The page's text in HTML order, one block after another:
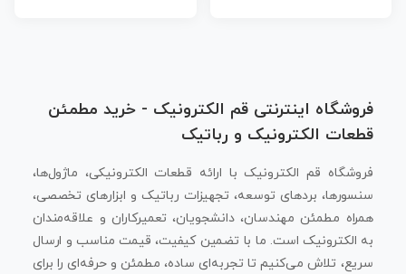
فروشگاه اینترنتی قم الکترونیک - خرید مطمئن
قطعات الکترونیک و رباتیک
فروشگاه قم الکترونیک با ارائه قطعات الکترونیکی، ماژول‌ها،
سنسورها، بردهای توسعه، تجهیزات رباتیک و ابزارهای تخصصی،
همراه مطمئن مهندسان، دانشجویان، تعمیرکاران و علاقه‌مندان
به الکترونیک است. ما با تضمین کیفیت، قیمت مناسب و ارسال
سریع، تلاش می‌کنیم تا تجربه‌ای ساده، مطمئن و حرفه‌ای را برای